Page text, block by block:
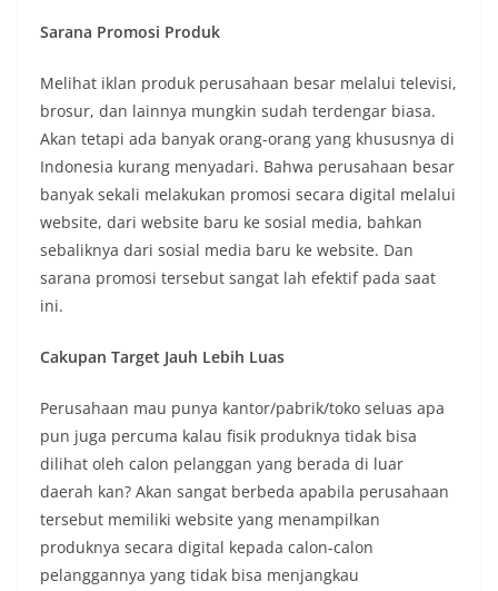
Sarana Promosi Produk
Melihat iklan produk perusahaan besar melalui televisi,
brosur, dan lainnya mungkin sudah terdengar biasa.
Akan tetapi ada banyak orang-orang yang khususnya di
Indonesia kurang menyadari. Bahwa perusahaan besar
banyak sekali melakukan promosi secara digital melalui
website, dari website baru ke sosial media, bahkan
sebaliknya dari sosial media baru ke website. Dan
sarana promosi tersebut sangat lah efektif pada saat
ini.
Cakupan Target Jauh Lebih Luas
Perusahaan mau punya kantor/pabrik/toko seluas apa
pun juga percuma kalau fisik produknya tidak bisa
dilihat oleh calon pelanggan yang berada di luar
daerah kan? Akan sangat berbeda apabila perusahaan
tersebut memiliki website yang menampilkan
produknya secara digital kepada calon-calon
pelanggannya yang tidak bisa menjangkau